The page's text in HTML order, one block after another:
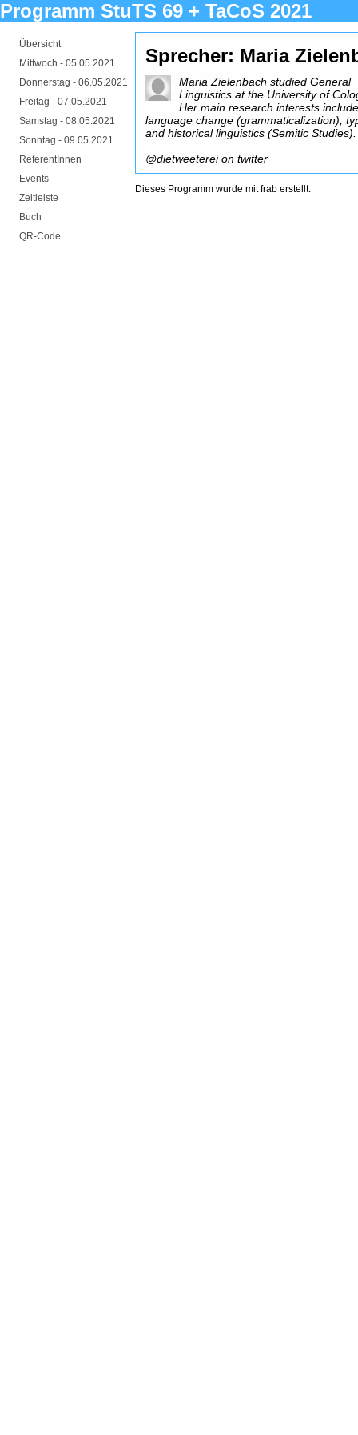
Programm StuTS 69 + TaCoS 2021
Übersicht
Mittwoch - 05.05.2021
Donnerstag - 06.05.2021
Freitag - 07.05.2021
Samstag - 08.05.2021
Sonntag - 09.05.2021
ReferentInnen
Events
Zeitleiste
Buch
QR-Code
Sprecher: Maria
Maria Zielenbach studied General
Linguistics at the University of
Her main research interests
language change (grammaticalization),
and historical linguistics (Semitic Studies).
@dietweeterei on twitter
Dieses Programm wurde mitfrab erstellt.